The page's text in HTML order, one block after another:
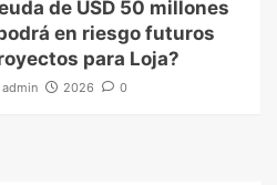
de USD 50 millones
en riesgo futuros
para Loja?
admin 2026 0